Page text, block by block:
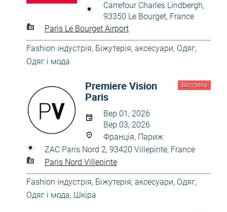
Carrefour Charles Lindbergh,
93350 Le Bourget, France
Paris Le Bourget Airport
Fashion індустрія, Біжутерія, аксесуари, Одяг,
Одяг і мода
Виставка
Premiere Vision
Paris
Вер 01, 2026
Вер 03, 2026
Франція, Париж
ZAC Paris Nord 2, 93420 Villepinte, France
Paris Nord Villepinte
Fashion індустрія, Біжутерія, аксесуари, Одяг,
Одяг і мода, Шкіра